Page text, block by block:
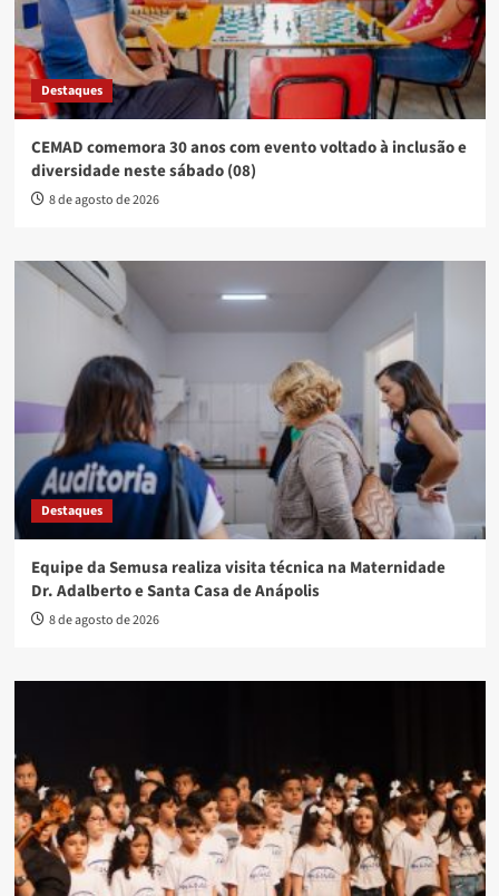
Destaques
CEMAD comemora 30 anos com evento voltado à inclusão e
diversidade neste sábado (08)
8 de agosto de 2026
Destaques
Equipe da Semusa realiza visita técnica na Maternidade
Dr. Adalberto e Santa Casa de Anápolis
8 de agosto de 2026